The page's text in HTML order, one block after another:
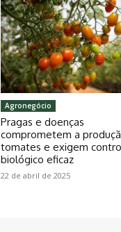
Agronegócio
Pragas e doenças
comprometem a
tomates e exigem
biológico eficaz
22 de abril de 2025